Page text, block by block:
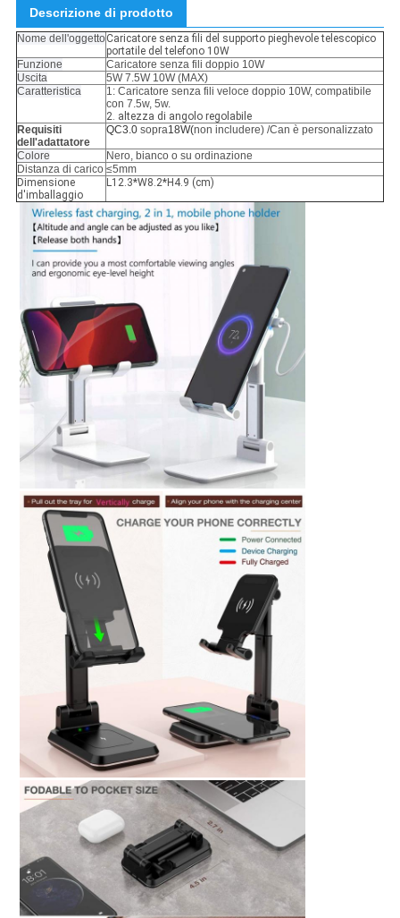
Descrizione di prodotto
Nome dell'oggettoCaricatore senza fili del supporto pieghevole telescopico
portatile del telefono 10W
Funzione
Caricatore senza fili doppio 10W
Uscita
5W 7.5W 10W (MAX)
Caratteristica
1: Caricatore senza fili veloce doppio 10W, compatibile
con 7.5w, 5w.
2. altezza di angolo regolabile
Requisiti
dell'adattatore
QC3.0 sopra18W(non includere) /Can è personalizzato
Colore
Nero, bianco o su ordinazione
Distanza di carico ≤5mm
Dimensione
d'imballaggio
L12.3*W8.2*H4.9 (cm)